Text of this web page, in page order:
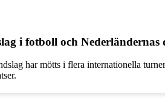
i fotboll och
har mötts i flera internationella